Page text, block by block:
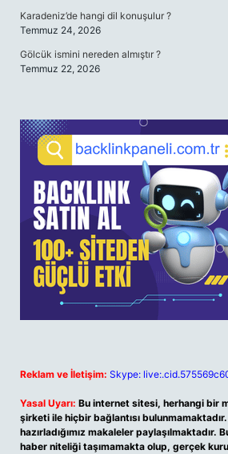
Karadeniz’de hangi dil konuşulur ?
Temmuz 24, 2026
Gölcük ismini nereden almıştır ?
Temmuz 22, 2026
Reklam ve İletişim: Skype:
Yasal Uyarı: Bu internet sitesi, herhangi bir
şirketi ile hiçbir bağlantısı
hazırladığımız makaleler paylaşılmaktadır.
haber niteliği taşımamakta olup, gerçek